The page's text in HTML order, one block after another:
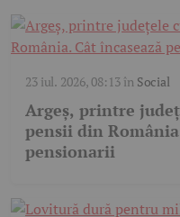
23 iul. 2026, 08:13în Social
Argeș, printre
pensii din
pensionarii